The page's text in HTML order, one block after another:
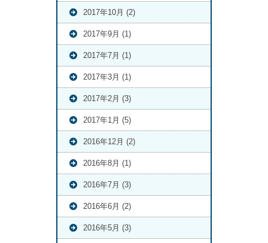
2017年10月 (2)
2017年9月 (1)
2017年7月 (1)
2017年3月 (1)
2017年2月 (3)
2017年1月 (5)
2016年12月 (2)
2016年8月 (1)
2016年7月 (3)
2016年6月 (2)
2016年5月 (3)